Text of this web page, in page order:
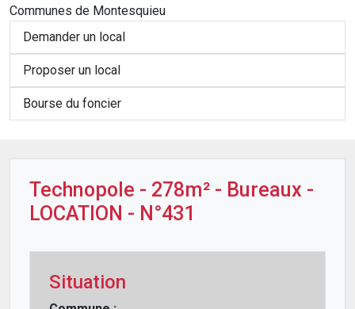
Communes de Montesquieu
Demander un local
Proposer un local
Bourse du foncier
Technopole - 278m² - Bureaux -
LOCATION - N°431
Situation